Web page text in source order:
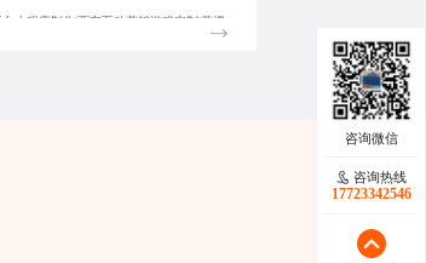
小程序制作|西宁互动营销游戏定制|蓝橙
咨询热线
17723342546